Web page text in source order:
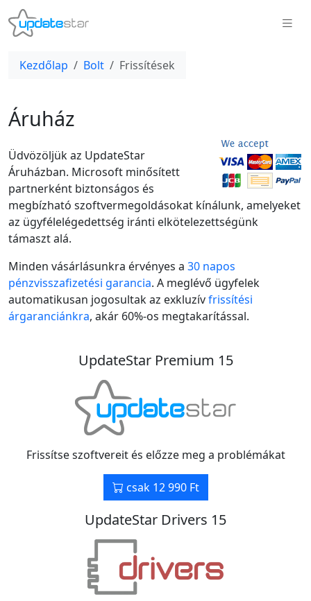
Kezdőlap Bolt Frissítések
Áruház
Üdvözöljük az UpdateStar
Áruházban. Microsoft minősített
partnerként biztonságos és
megbízható szoftvermegoldásokat kínálunk, amelyeket
az ügyfélelégedettség iránti elkötelezettségünk
támaszt alá.
Minden vásárlásunkra érvényes a 30 napos
pénzvisszafizetési garancia. A meglévő ügyfelek
automatikusan jogosultak az exkluzívfrissítési
árgaranciánkra, akár 60%-os megtakarítással.
UpdateStar Premium 15
Frissítse szoftvereit és előzze meg a problémákat
csak 12 990 Ft
UpdateStar Drivers 15